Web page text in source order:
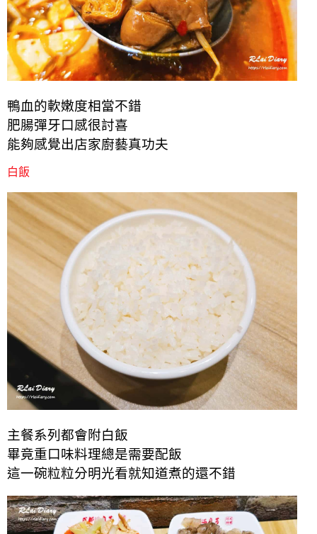
鴨血的軟嫩度相當不錯
肥腸彈牙口感很討喜
能夠感覺出店家廚藝真功夫
白飯
主餐系列都會附白飯
畢竟重口味料理總是需要配飯
這一碗粒粒分明光看就知道煮的還不錯